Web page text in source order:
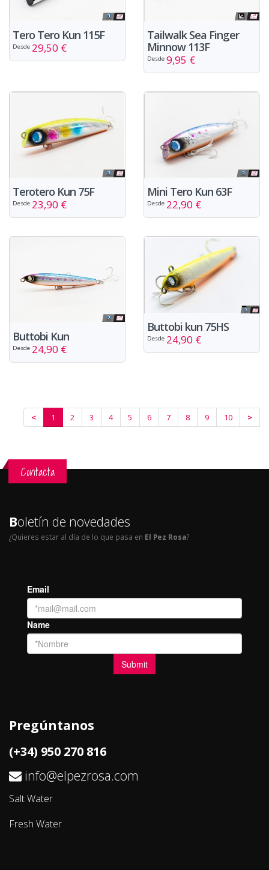
Tero Tero Kun 115F
Desde 29,50 €
Tailwalk Sea Finger
Minnow 113F
Desde 9,95 €
Terotero Kun 75F
Desde 23,90 €
Mini Tero Kun 63F
Desde 22,90 €
Buttobi Kun
Desde 24,90 €
Buttobi kun 75HS
Desde 24,90 €
< 1 2 3 4 5 6 7 8 9 10 >
Contacta
Boletín de novedades
¿Quieres estar al día de lo que pasa en El Pez Rosa?
Pregúntanos
(+34) 950 270 816
info@elpezrosa.com
Salt Water
Fresh Water